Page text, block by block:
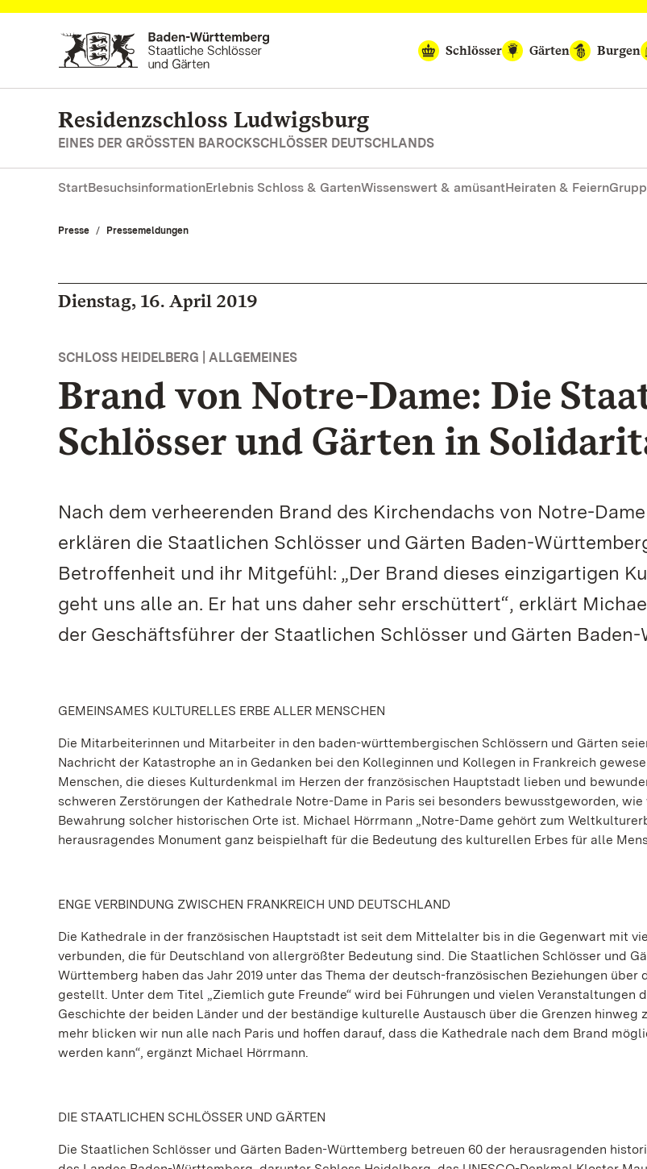
Zum Hauptinhalt springen
Schlösser
Gärten Burgen
Residenzschloss Ludwigsburg
EINES DER GRÖSSTEN BAROCKSCHLÖSSER DEUTSCHLANDS
StartBesuchsinformationErlebnis Schloss & GartenWissenswert & amüsantHeiraten & Feiern
Presse Pressemeldungen
Dienstag, 16. April 2019
SCHLOSS HEIDELBERG | ALLGEMEINES
Brand von Notre-Dame: Die
Schlösser und Gärten in
Nach dem verheerenden Brand des Kirchendachs von Notre-
erklären die Staatlichen Schlösser und Gärten Baden-
Betroffenheit und ihr Mitgefühl: „Der Brand dieses einzigartigen
geht uns alle an. Er hat uns daher sehr erschüttert“, erklärt
der Geschäftsführer der Staatlichen Schlösser und Gärten
GEMEINSAMES KULTURELLES ERBE ALLER MENSCHEN
Die Mitarbeiterinnen und Mitarbeiter in den baden-württembergischen Schlössern und Gärten
Nachricht der Katastrophe an in Gedanken bei den Kolleginnen und Kollegen in Frankreich
Menschen, die dieses Kulturdenkmal im Herzen der französischen Hauptstadt lieben und
schweren Zerstörungen der Kathedrale Notre-Dame in Paris sei besonders bewusstgeworden,
Bewahrung solcher historischen Orte ist. Michael Hörrmann „Notre-Dame gehört zum
herausragendes Monument ganz beispielhaft für die Bedeutung des kulturellen Erbes für alle
ENGE VERBINDUNG ZWISCHEN FRANKREICH UND DEUTSCHLAND
Die Kathedrale in der französischen Hauptstadt ist seit dem Mittelalter bis in die Gegenwart mit
verbunden, die für Deutschland von allergrößter Bedeutung sind. Die Staatlichen Schlösser und
Württemberg haben das Jahr 2019 unter das Thema der deutsch-französischen Beziehungen über
gestellt. Unter dem Titel „Ziemlich gute Freunde“ wird bei Führungen und vielen Veranstaltungen
Geschichte der beiden Länder und der beständige kulturelle Austausch über die Grenzen hinweg
mehr blicken wir nun alle nach Paris und hoffen darauf, dass die Kathedrale nach dem Brand
werden kann“, ergänzt Michael Hörrmann.
DIE STAATLICHEN SCHLÖSSER UND GÄRTEN
Die Staatlichen Schlösser und Gärten Baden-Württemberg betreuen 60 der herausragenden